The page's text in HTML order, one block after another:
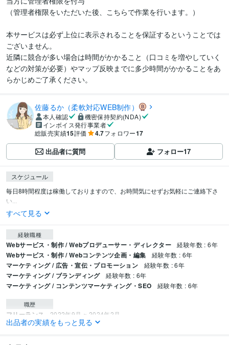
（管理者権限をいただいた後、こちらで作業を行います。）
本サービスは必ず上位に表示されることを保証するということでは
ございません。
近隣に競合が多い場合は時間がかかること（口コミを増やしていく
などの対策が必要）やマップ反映までに多少時間がかかることをあ
らかじめご了承ください。
佐藤るか（柔軟対応WEB制作）
本人確認
機密保持契約(NDA)
インボイス発行事業者
総販売実績15評価 4.7フォロワー17
出品者に質問 フォロー17
スケジュール
毎日8時間程度は稼働しておりますので、お時間気にせずお気軽にご連絡下さ
い...
すべて見る
経験職種
Webサービス・制作 / Webプロデューサー・ディレクター 経験年数 : 6年
Webサービス・制作 / Webコンテンツ企画・編集 経験年数 : 6年
マーケティング / 広告・宣伝・プロモーション 経験年数 : 6年
マーケティング / ブランディング 経験年数 : 6年
マーケティング / コンテンツマーケティング・SEO 経験年数 : 6年
職歴
フリーランス 2022年9月 ~ 2024年2月
TOEIC
出品者の実績をもっと見る